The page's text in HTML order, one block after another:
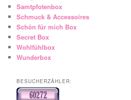
Samtpfotenbox
Schmuck & Accessoires
Schön für mich Box
Secret Box
Wohlfühlbox
Wunderbox
BESUCHERZÄHLER: